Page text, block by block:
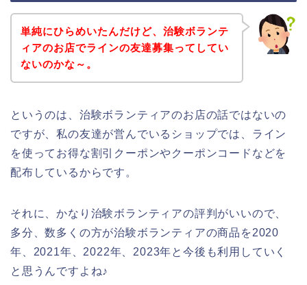
単純にひらめいたんだけど、治験ボランテ
ィアのお店でラインの友達募集ってしてい
ないのかな～。
というのは、治験ボランティアのお店の話ではないの
ですが、私の友達が営んでいるショップでは、ライン
を使ってお得な割引クーポンやクーポンコードなどを
配布しているからです。
それに、かなり治験ボランティアの評判がいいので、
多分、数多くの方が治験ボランティアの商品を2020
年、2021年、2022年、2023年と今後も利用していく
と思うんですよね♪